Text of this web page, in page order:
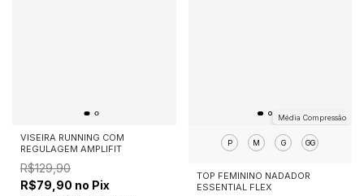
VISEIRA RUNNING COM
REGULAGEM AMPLIFIT
R$129,90
R$79,90 no Pix
Média Compressão
P M G GG
TOP FEMININO NADADOR
ESSENTIAL FLEX